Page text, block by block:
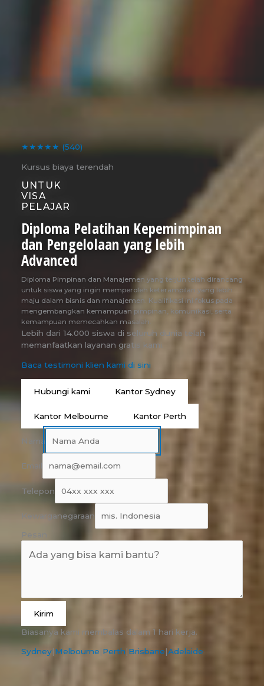
★★★★★ (540)
Kursus biaya terendah
UNTUK
VISA
PELAJAR
Diploma Pelatihan Kepemimpinan
dan Pengelolaan yang lebih
Advanced
Diploma Pimpinan dan Manajemen yang terjun telah dirancang
untuk siswa yang ingin memperoleh keterampilan yang lebih
maju dalam bisnis dan manajemen. Kualifikasi ini fokus pada
mengembangkan kemampuan pimpinan, komunikasi, serta
kemampuan memecahkan masalah.
Lebih dari 14.000 siswa di seluruh dunia telah
memanfaatkan layanan gratis kami.
Baca testimoni klien kami di sini
Hubungi kami Kantor Sydney
Kantor Melbourne Kantor Perth
Nama
Email
Telepon
Kewarganegaraan
Pesan
Kirim
Biasanya kami membalas dalam 1 hari kerja.
Sydney|Melbourne|Perth|Brisbane|Adelaide